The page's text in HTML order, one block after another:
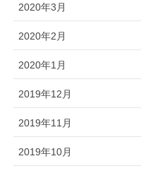
2020年3月
2020年2月
2020年1月
2019年12月
2019年11月
2019年10月